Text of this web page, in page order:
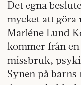
Det egna
mycket att göra
Marléne Lund
kommer från
missbruk,
Synen på